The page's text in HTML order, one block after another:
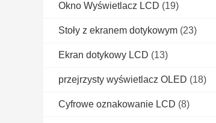
Okno Wyświetlacz LCD (19)
Stoły z ekranem dotykowym (23)
Ekran dotykowy LCD (13)
przejrzysty wyświetlacz OLED (18)
Cyfrowe oznakowanie LCD (8)